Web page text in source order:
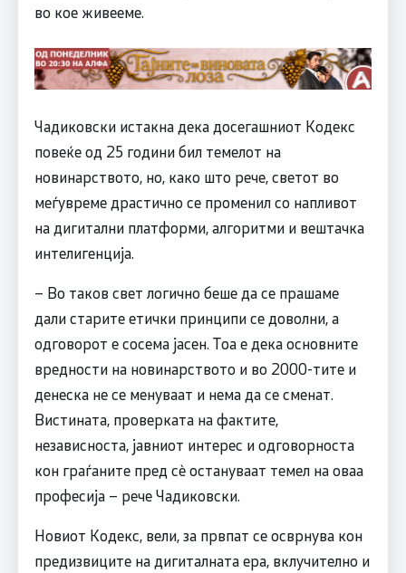
во кое живееме.
Чадиковски истакна дека досегашниот Кодекс
повеќе од 25 години бил темелот на
новинарството, но, како што рече, светот во
меѓувреме драстично се променил со напливот
на дигитални платформи, алгоритми и вештачка
интелигенција.
– Во таков свет логично беше да се прашаме
дали старите етички принципи се доволни, а
одговорот е сосема јасен. Тоа е дека основните
вредности на новинарството и во 2000-тите и
денеска не се менуваат и нема да се сменат.
Вистината, проверката на фактите,
независноста, јавниот интерес и одговорноста
кон граѓаните пред сѐ остануваат темел на оваа
професија – рече Чадиковски.
Новиот Кодекс, вели, за првпат се осврнува кон
предизвиците на дигиталната ера, вклучително и